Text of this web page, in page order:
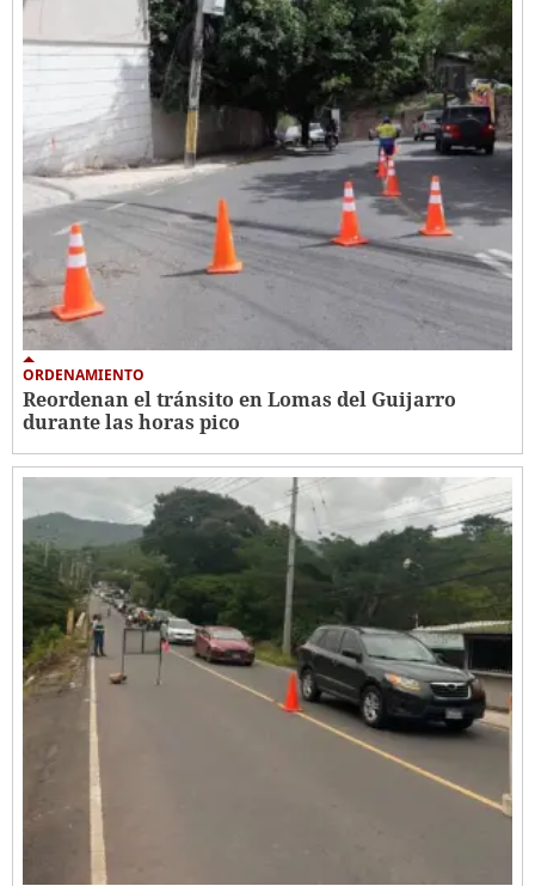
ORDENAMIENTO
Reordenan el tránsito en Lomas del Guijarro
durante las horas pico